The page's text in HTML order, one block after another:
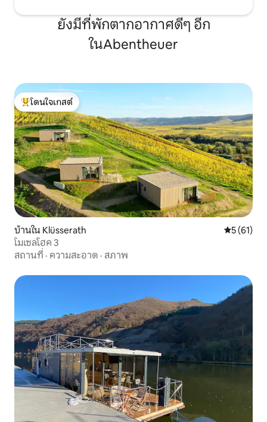
ยังมีที่พักตากอากาศดีๆ อีก
ในAbentheuer
โดนใจเกสต์ที่สุด
โดนใจเกสต์
บ้านใน Klüsserath คะแนนเฉลี่
5 (61)
โมเซลโฮค 3
สถานที่ · ความสะอาด · สภาพ